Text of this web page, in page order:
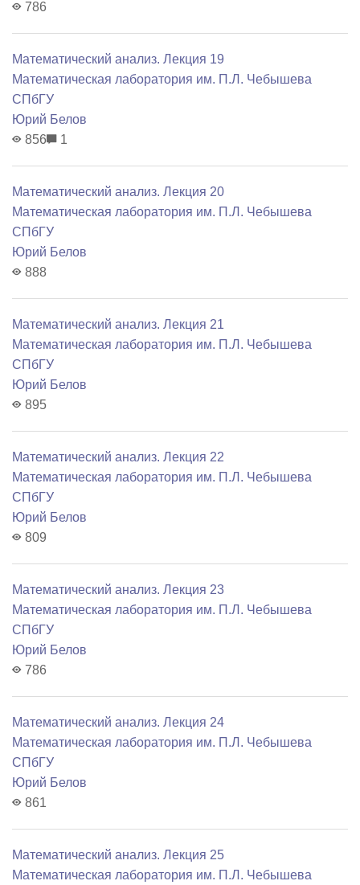
786
Математический анализ. Лекция 19
Математичеcкая лаборатория им. П.Л. Чебышева
СПбГУ
Юрий Белов
856
1
Математический анализ. Лекция 20
Математичеcкая лаборатория им. П.Л. Чебышева
СПбГУ
Юрий Белов
888
Математический анализ. Лекция 21
Математичеcкая лаборатория им. П.Л. Чебышева
СПбГУ
Юрий Белов
895
Математический анализ. Лекция 22
Математичеcкая лаборатория им. П.Л. Чебышева
СПбГУ
Юрий Белов
809
Математический анализ. Лекция 23
Математичеcкая лаборатория им. П.Л. Чебышева
СПбГУ
Юрий Белов
786
Математический анализ. Лекция 24
Математичеcкая лаборатория им. П.Л. Чебышева
СПбГУ
Юрий Белов
861
Математический анализ. Лекция 25
Математичеcкая лаборатория им. П.Л. Чебышева